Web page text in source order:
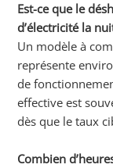
Est-ce que le
d’électricité la
Un modèle à
représente
de
effective est
dès que le taux
Combien